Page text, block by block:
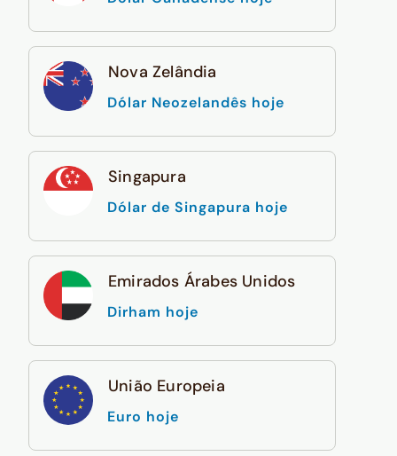
Nova Zelândia
Dólar Neozelandês hoje
Singapura
Dólar de Singapura hoje
Emirados Árabes Unidos
Dirham hoje
União Europeia
Euro hoje